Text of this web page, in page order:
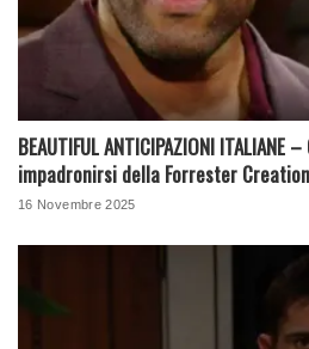
BEAUTIFUL ANTICIPAZIONI ITALIANE
impadronirsi della Forrester
16 Novembre 2025